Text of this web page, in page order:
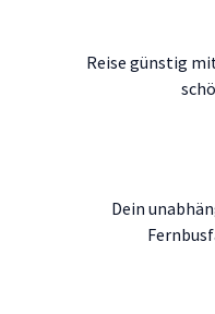
Reise günstig
Dein